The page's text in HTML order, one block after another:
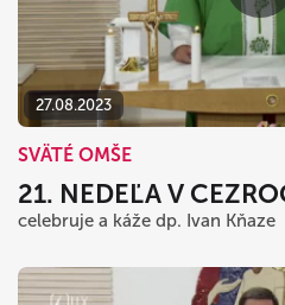
27.08.2023
SVÄTÉ OMŠE
21. NEDEĽA V
celebruje a káže dp. Ivan Kňaze